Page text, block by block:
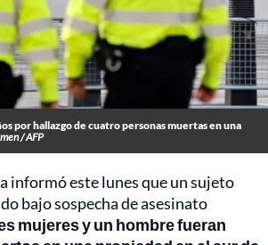
por hallazgo de cuatro personas muertas en una
/ AFP
informó este lunes que un sujeto
bajo sospecha de asesinato
mujeres y un hombre fueran